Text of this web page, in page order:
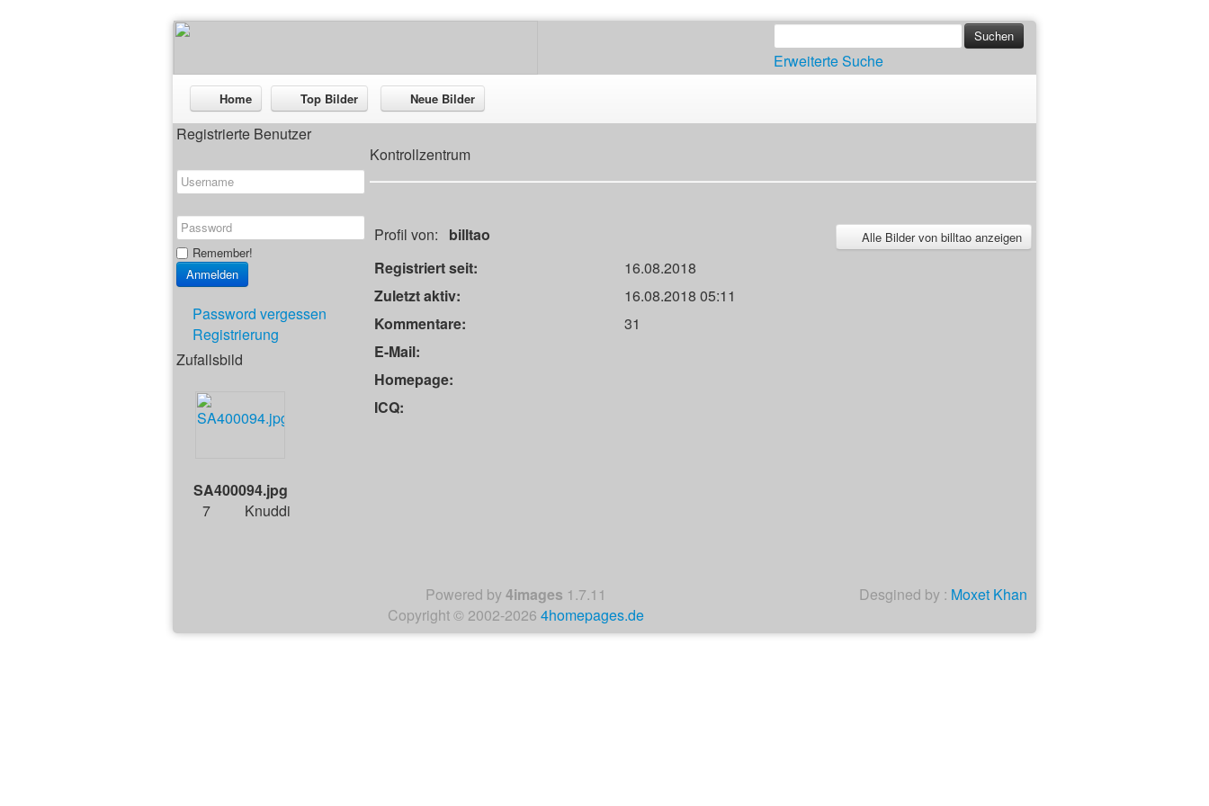
Erweiterte Suche
Home Top Bilder Neue Bilder
Registrierte Benutzer
Remember!
Password vergessen
Registrierung
Zufallsbild
SA400094.jpg
7
Knuddi
Kontrollzentrum
Profil von: billtao Alle Bilder von billtao anzeigen
Registriert seit:
16.08.2018
Zuletzt aktiv:
16.08.2018 05:11
Kommentare:
31
E-Mail:
Homepage:
ICQ:
Desgined by : Moxet Khan
Powered by4images 1.7.11
Copyright © 2002-2026 4homepages.de